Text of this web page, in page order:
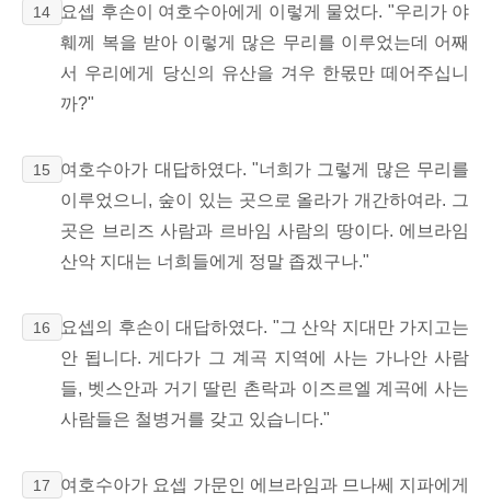
14
요셉 후손이 여호수아에게 이렇게 물었다. "우리가 야
훼께 복을 받아 이렇게 많은 무리를 이루었는데 어째
서 우리에게 당신의 유산을 겨우 한몫만 떼어주십니
까?"
15
여호수아가 대답하였다. "너희가 그렇게 많은 무리를
이루었으니, 숲이 있는 곳으로 올라가 개간하여라. 그
곳은 브리즈 사람과 르바임 사람의 땅이다. 에브라임
산악 지대는 너희들에게 정말 좁겠구나."
16
요셉의 후손이 대답하였다. "그 산악 지대만 가지고는
안 됩니다. 게다가 그 계곡 지역에 사는 가나안 사람
들, 벳스안과 거기 딸린 촌락과 이즈르엘 계곡에 사는
사람들은 철병거를 갖고 있습니다."
17
여호수아가 요셉 가문인 에브라임과 므나쎄 지파에게